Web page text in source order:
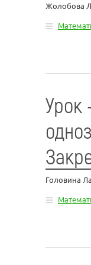
Жолобова
Урок
Головина